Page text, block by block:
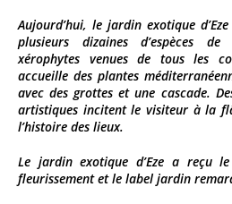
Aujourd’hui, le jardin exotique
plusieurs dizaines d’espèces
xérophytes venues de tous les
accueille des plantes
avec des grottes et une cascade.
artistiques incitent le visiteur à la
l’histoire des lieux.
Le jardin exotique d’Eze a reçu
fleurissement et le label jardin